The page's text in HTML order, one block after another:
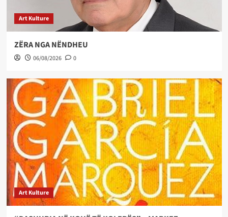
Art Kulture
ZËRA NGA NËNDHEU
06/08/2026 0
Art Kulture